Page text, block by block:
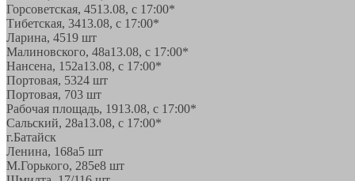
Горсоветская, 4513.08, с 17:00*
Тибетская, 3413.08, с 17:00*
Ларина, 4519 шт
Малиновского, 48а13.08, с 17:00*
Нансена, 152а13.08, с 17:00*
Портовая, 5324 шт
Портовая, 703 шт
Рабочая площадь, 1913.08, с 17:00*
Сальский, 28a13.08, с 17:00*
г.Батайск
Ленина, 168а5 шт
М.Горького, 285е8 шт